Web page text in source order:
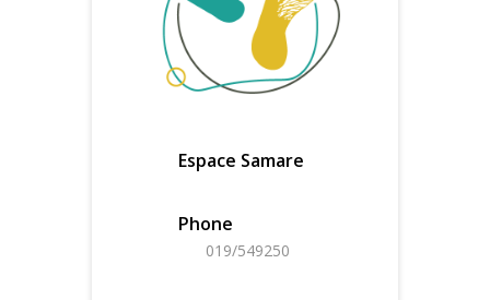
Espace Samare
Phone
019/549250